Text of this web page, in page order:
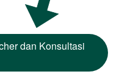
dan Konsultasi